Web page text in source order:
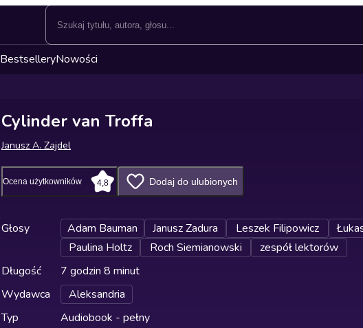
BestselleryNowości
Cylinder van Troffa
Janusz A. Zajdel
Ocena użytkowników 4,8 Dodaj do ulubionych
Głosy Adam Bauman Janusz Zadura Leszek Filipowicz
Paulina Holtz
Roch Siemianowski
zespół lektorów
Długość
7 godzin 8 minut
Wydawca
Aleksandria
Typ
Audiobook - pełny